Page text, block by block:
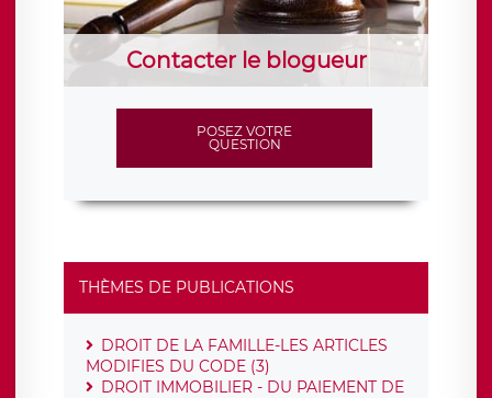
Contacter le blogueur
POSEZ VOTRE
QUESTION
THÈMES DE PUBLICATIONS
DROIT DE LA FAMILLE-LES ARTICLES
MODIFIES DU CODE (3)
DROIT IMMOBILIER - DU PAIEMENT DE